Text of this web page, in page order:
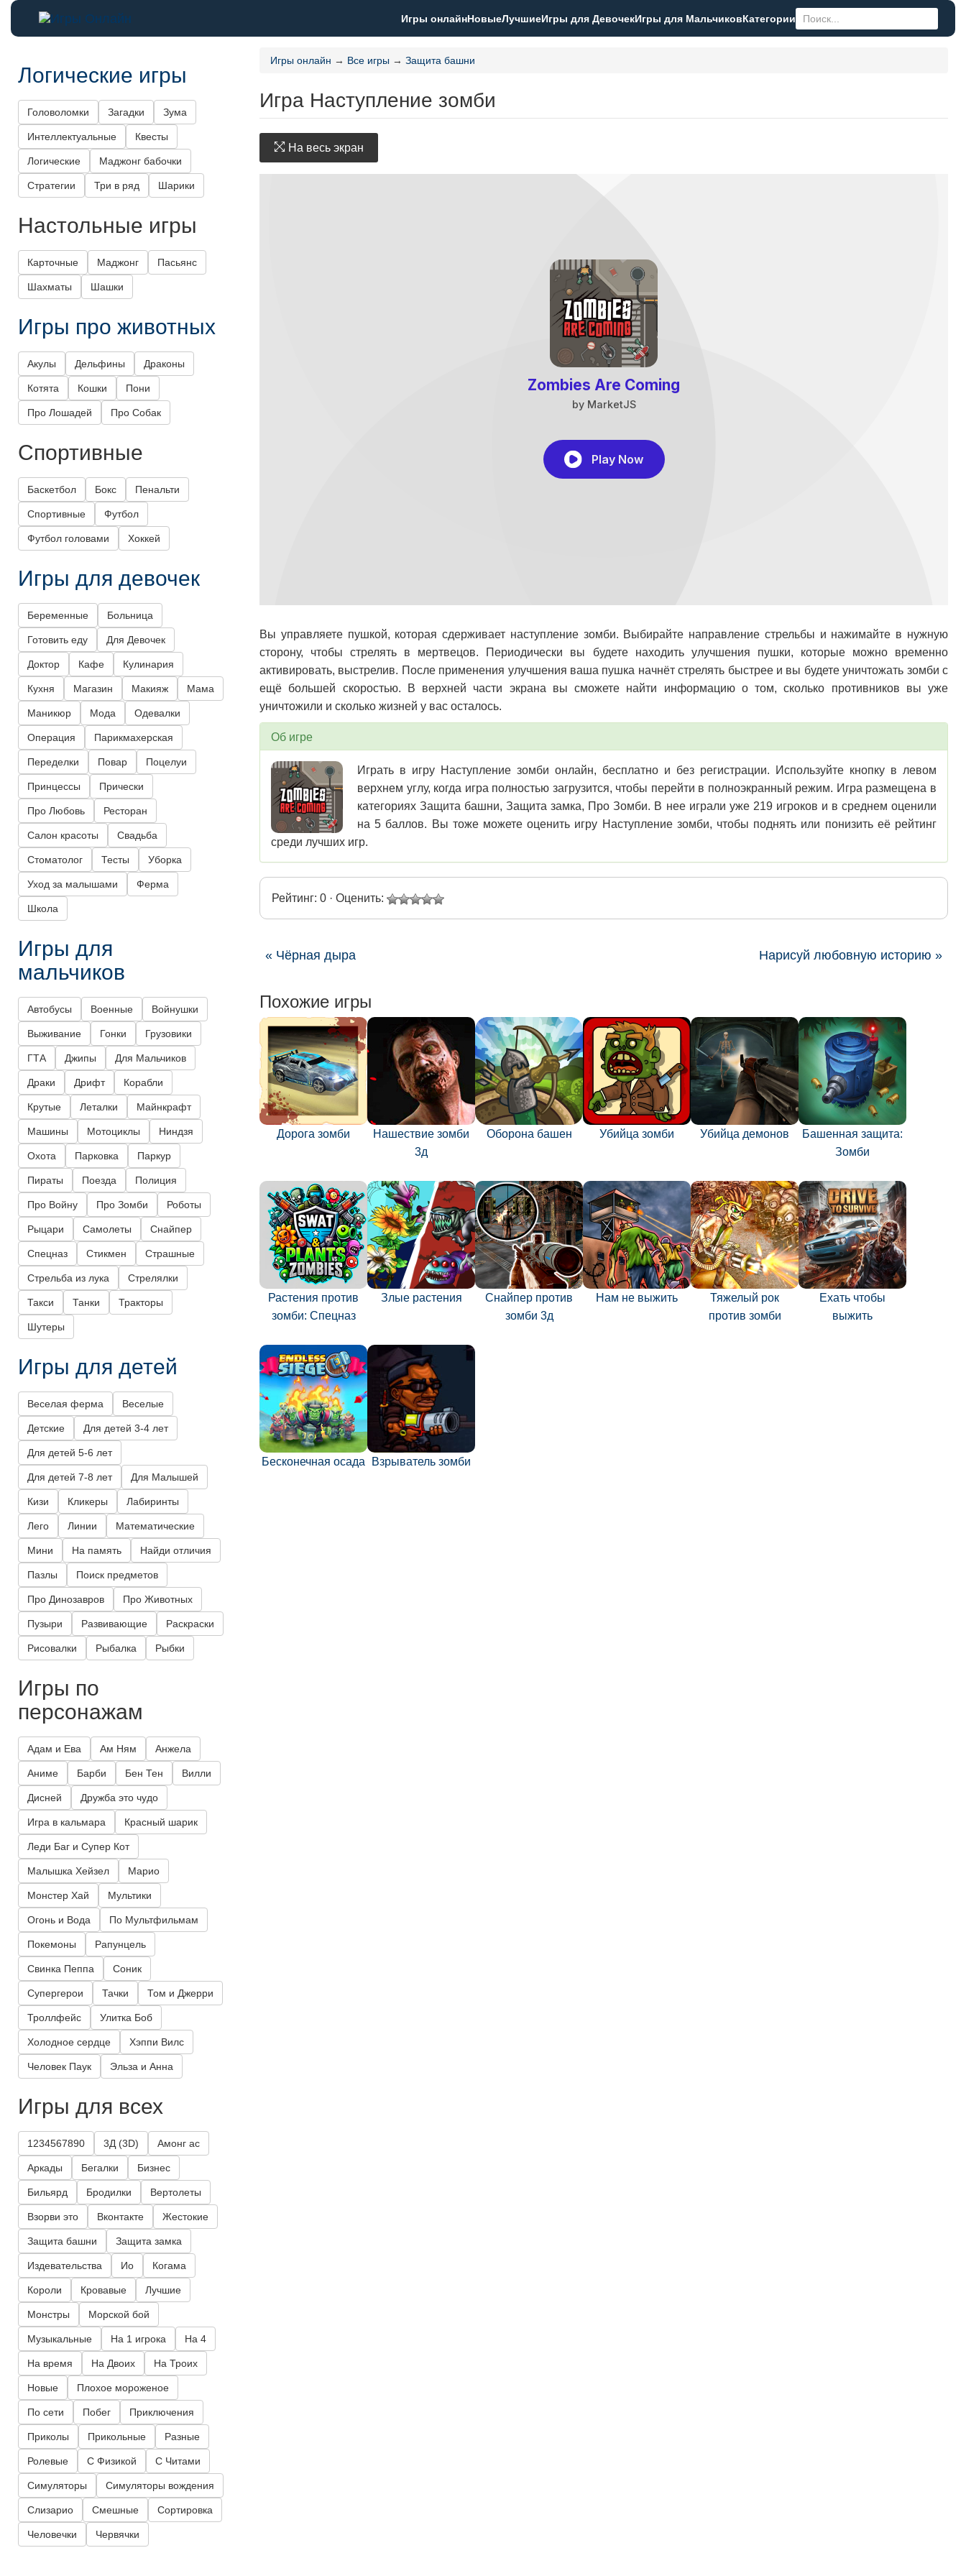
Игры онлайнНовыеЛучшиеИгры для ДевочекИгры для МальчиковКатегории
Игры онлайн → Все игры → Защита башни
Игра Наступление зомби
На весь экран
Вы управляете пушкой, которая сдерживает наступление зомби. Выбирайте направление стрельбы и нажимайте в нужную
сторону, чтобы стрелять в мертвецов. Периодически вы будете находить улучшения пушки, которые можно временно
активировать, выстрелив. После применения улучшения ваша пушка начнёт стрелять быстрее и вы будете уничтожать зомби с
ещё большей скоростью. В верхней части экрана вы сможете найти информацию о том, сколько противников вы уже
уничтожили и сколько жизней у вас осталось.
Об игре
Играть в игру Наступление зомби онлайн, бесплатно и без регистрации. Используйте кнопку в левом
верхнем углу, когда игра полностью загрузится, чтобы перейти в полноэкранный режим. Игра размещена в
категориях Защита башни, Защита замка, Про Зомби. В нее играли уже 219 игроков и в среднем оценили
на 5 баллов. Вы тоже можете оценить игру Наступление зомби, чтобы поднять или понизить её рейтинг
среди лучших игр.
Рейтинг: 0 · Оценить:
« Чёрная дыра Нарисуй любовную историю »
Похожие игры
Дорога зомби
Нашествие зомби
3д
Оборона башен Убийца зомби Убийца демонов
Башенная защита:
Зомби
Растения против
зомби: Спецназ
Злые растения
Снайпер против
зомби 3д
Нам не выжить
Тяжелый рок
против зомби
Ехать чтобы
выжить
Бесконечная осада Взрыватель зомби
Логические игры
Головоломки Загадки Зума
Интеллектуальные Квесты
Логические Маджонг бабочки
Стратегии Три в ряд Шарики
Настольные игры
Карточные Маджонг Пасьянс
Шахматы Шашки
Игры про животных
Акулы Дельфины Драконы
Котята Кошки Пони
Про Лошадей Про Собак
Спортивные
Баскетбол Бокс Пенальти
Спортивные Футбол
Футбол головами Хоккей
Игры для девочек
Беременные Больница
Готовить еду Для Девочек
Доктор Кафе Кулинария
Кухня Магазин Макияж Мама
Маникюр Мода Одевалки
Операция Парикмахерская
Переделки Повар Поцелуи
Принцессы Прически
Про Любовь Ресторан
Салон красоты Свадьба
Стоматолог Тесты Уборка
Уход за малышами Ферма
Школа
Игры для
мальчиков
Автобусы Военные Войнушки
Выживание Гонки Грузовики
ГТА Джипы Для Мальчиков
Драки Дрифт Корабли
Крутые Леталки Майнкрафт
Машины Мотоциклы Ниндзя
Охота Парковка Паркур
Пираты Поезда Полиция
Про Войну Про Зомби Роботы
Рыцари Самолеты Снайпер
Спецназ Стикмен Страшные
Стрельба из лука Стрелялки
Такси Танки Тракторы
Шутеры
Игры для детей
Веселая ферма Веселые
Детские Для детей 3-4 лет
Для детей 5-6 лет
Для детей 7-8 лет Для Малышей
Кизи Кликеры Лабиринты
Лего Линии Математические
Мини На память Найди отличия
Пазлы Поиск предметов
Про Динозавров Про Животных
Пузыри Развивающие Раскраски
Рисовалки Рыбалка Рыбки
Игры по
персонажам
Адам и Ева Ам Ням Анжела
Аниме Барби Бен Тен Вилли
Дисней Дружба это чудо
Игра в кальмара Красный шарик
Леди Баг и Супер Кот
Малышка Хейзел Марио
Монстер Хай Мультики
Огонь и Вода По Мультфильмам
Покемоны Рапунцель
Свинка Пеппа Соник
Супергерои Тачки Том и Джерри
Троллфейс Улитка Боб
Холодное сердце Хэппи Вилс
Человек Паук Эльза и Анна
Игры для всех
1234567890 3Д (3D) Амонг ас
Аркады Бегалки Бизнес
Бильярд Бродилки Вертолеты
Взорви это Вконтакте Жестокие
Защита башни Защита замка
Издевательства Ио Когама
Короли Кровавые Лучшие
Монстры Морской бой
Музыкальные На 1 игрока На 4
На время На Двоих На Троих
Новые Плохое мороженое
По сети Побег Приключения
Приколы Прикольные Разные
Ролевые С Физикой С Читами
Симуляторы Симуляторы вождения
Слизарио Смешные Сортировка
Человечки Червячки